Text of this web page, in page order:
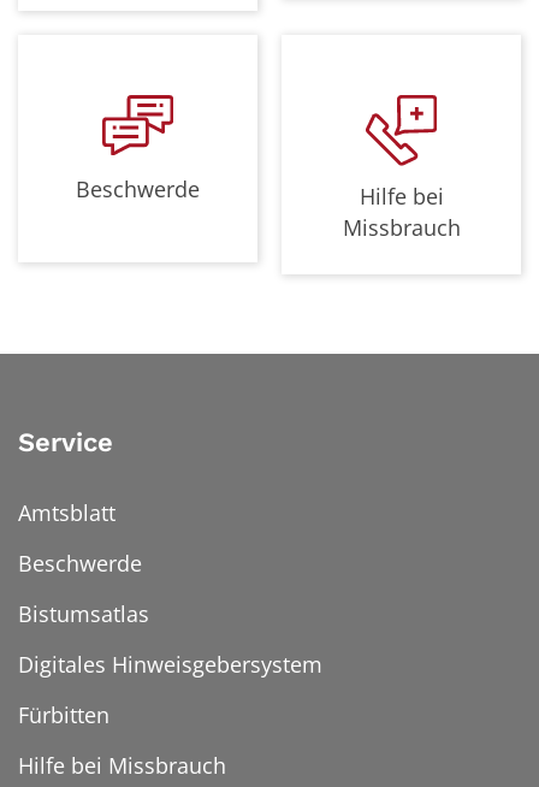
Beschwerde
Hilfe bei
Missbrauch
Service
Amtsblatt
Beschwerde
Bistumsatlas
Digitales Hinweisgebersystem
Fürbitten
Hilfe bei Missbrauch